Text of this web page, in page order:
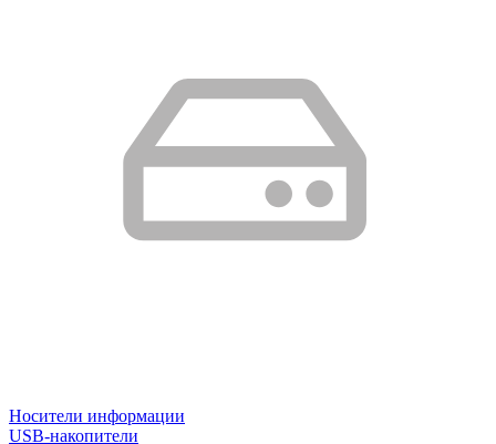
Носители информации
USB-накопители